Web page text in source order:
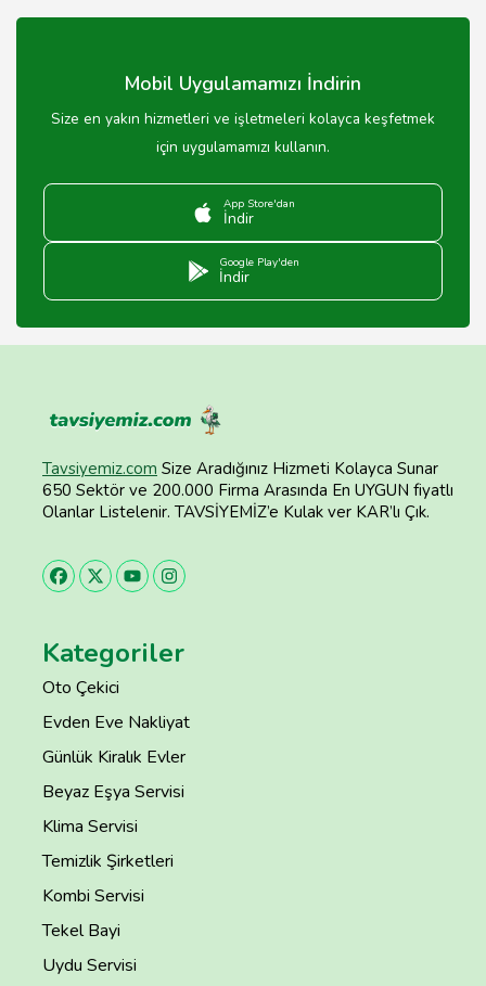
güncellemeleri ve performans optimizasyonu
Mobil Uygulamamızı İndirin
Size en yakın hizmetleri ve işletmeleri kolayca keşfetmek
için uygulamamızı kullanın.
App Store'dan
İndir
Google Play'den
İndir
Tavsiyemiz.com Size Aradığınız Hizmeti Kolayca Sunar
650 Sektör ve 200.000 Firma Arasında En UYGUN fiyatlı
Olanlar Listelenir. TAVSİYEMİZ’e Kulak ver KAR’lı Çık.
Kategoriler
Oto Çekici
Evden Eve Nakliyat
Günlük Kiralık Evler
Beyaz Eşya Servisi
Klima Servisi
Temizlik Şirketleri
Kombi Servisi
Tekel Bayi
Uydu Servisi